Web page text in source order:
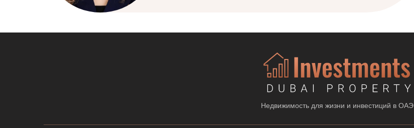
Недвижимость для жизни и инвестиций в ОАЭ